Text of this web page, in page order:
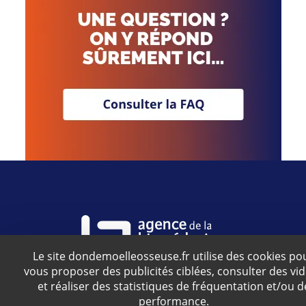
Agence relevant du ministère de la Santé
Le site dondemoelleosseuse.fr utilise des cookies
vous proposer des publicités ciblées, consulter des
et réaliser des statistiques de fréquentation et/ou
performance.